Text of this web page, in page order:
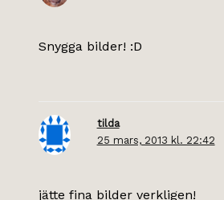
Snygga bilder! :D
tilda
25 mars, 2013 kl. 22:42
jätte fina bilder verkligen!